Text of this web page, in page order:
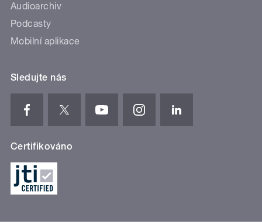
Audioarchiv
Podcasty
Mobilní aplikace
Sledujte nás
Certifikováno